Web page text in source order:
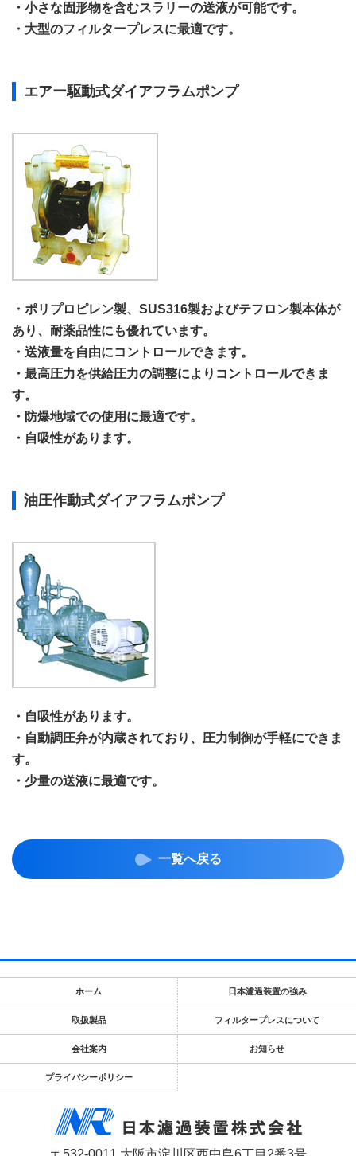
・小さな固形物を含むスラリーの送液が可能です。
・大型のフィルタープレスに最適です。
エアー駆動式ダイアフラムポンプ
・ポリプロピレン製、SUS316製およびテフロン製本体が
あり、耐薬品性にも優れています。
・送液量を自由にコントロールできます。
・最高圧力を供給圧力の調整によりコントロールできま
す。
・防爆地域での使用に最適です。
・自吸性があります。
油圧作動式ダイアフラムポンプ
・自吸性があります。
・自動調圧弁が内蔵されており、圧力制御が手軽にできま
す。
・少量の送液に最適です。
一覧へ戻る
ホーム 日本濾過装置の強み
取扱製品 フィルタープレスについて
会社案内 お知らせ
プライバシーポリシー